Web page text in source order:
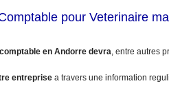
pour Veterinaire
en Andorre devra, entre autres
entreprise a travers une information